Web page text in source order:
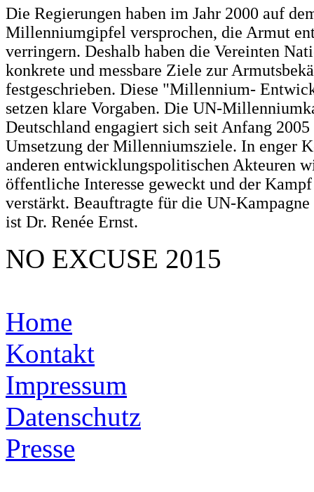
Die Regierungen haben im Jahr 2000 auf
Millenniumgipfel versprochen, die Armut
verringern. Deshalb haben die Vereinten
konkrete und messbare Ziele zur
festgeschrieben. Diese "Millennium-
setzen klare Vorgaben. Die UN-
Deutschland engagiert sich seit Anfang
Umsetzung der Millenniumsziele. In enger
anderen entwicklungspolitischen Akteuren
öffentliche Interesse geweckt und der
verstärkt. Beauftragte für die UN-
ist Dr. Renée Ernst.
NO EXCUSE 2015
Home
Kontakt
Impressum
Datenschutz
Presse